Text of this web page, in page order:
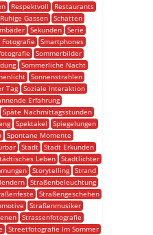
Respektvoll
Restaurants
Ruhige Gassen Schatten
Sekunden
Serie
Smartphones
Sommerbilder
Sommerliche Nacht
Sonnenstrahlen
Tag Soziale Interaktion
Erfahrung
Späte Nachmittagsstunden
Spektakel
Spiegelungen
Spontane Momente
Stadt Stadt Erkunden
Leben
Stadtlichter
Storytelling Strand
Straßenbeleuchtung
Straßengeschehen
Straßenmusiker
Strassenfotografie
Streetfotografie Im Sommer